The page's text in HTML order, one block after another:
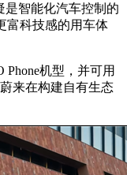
是智能化汽车控制的
富科技感的用车体
机型，并可用
来在构建自有生态